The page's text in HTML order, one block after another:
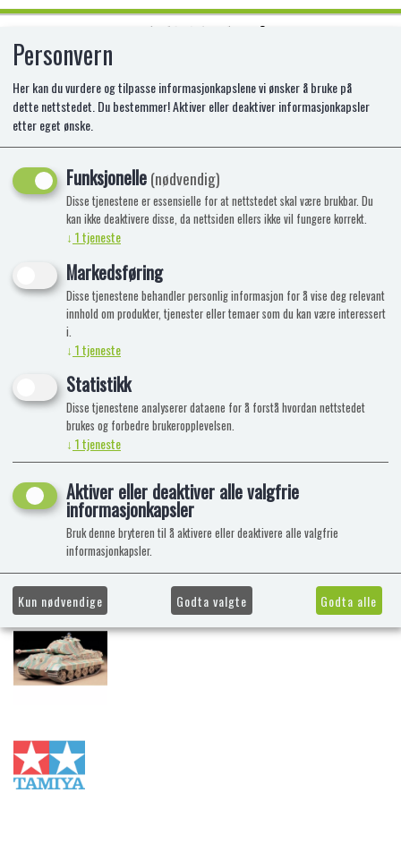
TAMIYA GERMAN KING TIGER
PORCHE TURRET
Personvern
Her kan du vurdere og tilpasse informasjonkapslene vi ønsker å bruke på
dette nettstedet. Du bestemmer! Aktiver eller deaktiver informasjonkapsler
etter eget ønske.
Funksjonelle(nødvendig)
Disse tjenestene er essensielle for at nettstedet skal være brukbar. Du
kan ikke deaktivere disse, da nettsiden ellers ikke vil fungere korrekt.
↓ 1tjeneste
Markedsføring
Disse tjenestene behandler personlig informasjon for å vise deg relevant
innhold om produkter, tjenester eller temaer som du kan være interessert
i.
↓ 1tjeneste
Statistikk
Disse tjenestene analyserer dataene for å forstå hvordan nettstedet
brukes og forbedre brukeropplevelsen.
↓ 1tjeneste
Aktiver eller deaktiver alle valgfrie
informasjonkapsler
Bruk denne bryteren til å aktivere eller deaktivere alle valgfrie
informasjonkapsler.
Kun nødvendige Godta valgte Godta alle